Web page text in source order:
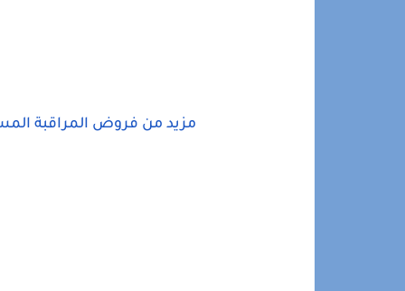
مزيد من فروض المراقبة المستمرة